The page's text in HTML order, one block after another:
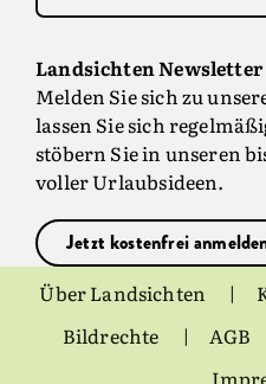
Landsichten Newsletter
Melden Sie sich zu
lassen Sie sich
stöbern Sie in unseren
voller Urlaubsideen.
Jetzt kostenfrei
Über Landsichten
Bildrechte
AGB